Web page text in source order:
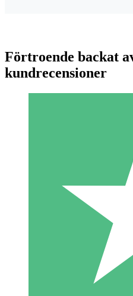
Betala per användning
1
Förtroende backat
kundrecensioner